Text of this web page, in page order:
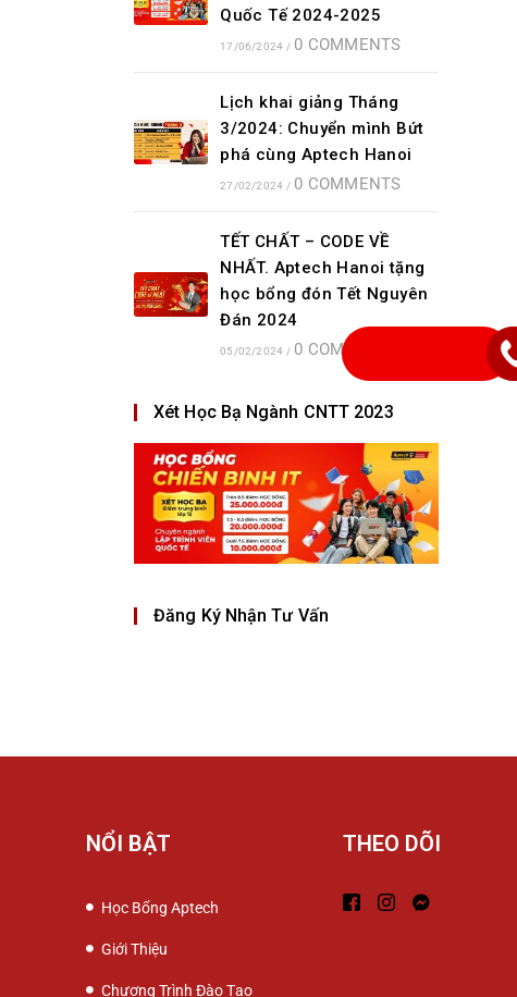
Quốc Tế 2024-2025
17/06/2024 / 0 COMMENTS
Lịch khai giảng Tháng
3/2024: Chuyển mình Bứt
phá cùng Aptech Hanoi
27/02/2024 / 0 COMMENTS
TẾT CHẤT – CODE VỀ
NHẤT. Aptech Hanoi tặng
học bổng đón Tết Nguyên
Đán 2024
05/02/2024 / 0 COMMENTS
Xét Học Bạ Ngành CNTT 2023
Đăng Ký Nhận Tư Vấn
NỔI BẬT
Học Bổng Aptech
Giới Thiệu
Chương Trình Đào Tạo
THEO DÕI